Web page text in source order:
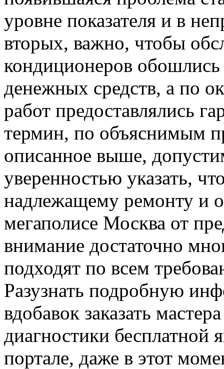
уровне показателя и в
вторых, важно, чтобы
кондиционеров
денежных средств, а по
работ предоставлялись
термин, по объяснимым
описанное выше,
уверенностью указать,
надлежащему ремонту и
мегаполисе Москва от
внимание достаточно
подходят по всем
Разузнать подробную
вдобавок заказать
диагностики бесплатной
портале, даже в этот